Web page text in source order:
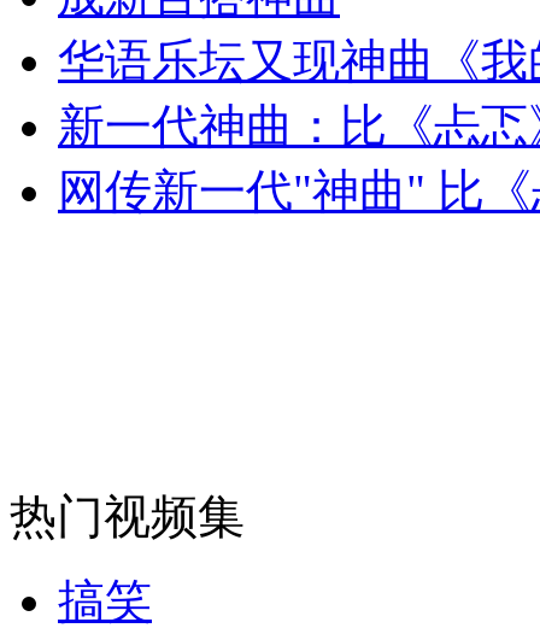
走！跟着总书记去植树
消防员救轻生者 花炮节热闹非凡 减压"枕头大战"
华语乐坛又现神曲《
新一代神曲：比《忐
网传新一代"神曲" 比
热门视频集
搞笑